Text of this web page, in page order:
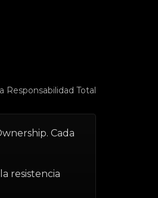
Responsabilidad Total
Cada
resistencia